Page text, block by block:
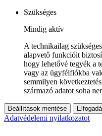
Szükséges
Mindig aktív
A technikailag
alapvető funkcióit
hogy lehetővé tegyék a
vagy az ügyfélfiókba
semmilyen
származó adatot soha
Beállítások mentése
Adatvédelemi nyilatkozatot